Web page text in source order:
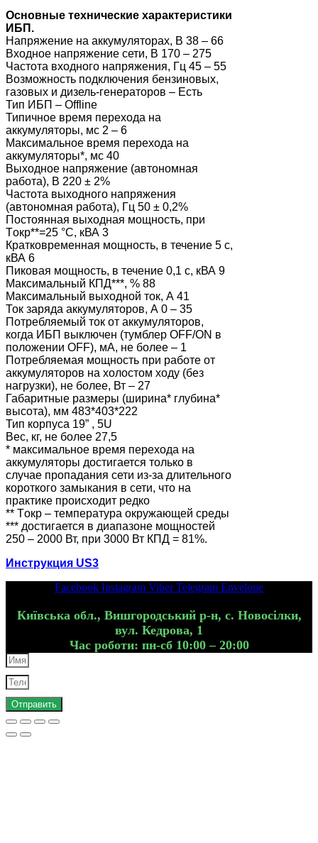
Основные технические характеристики
ИБП.
Напряжение на аккумуляторах, В 38 – 66
Входное напряжение сети, В 170 – 275
Частота входного напряжения, Гц 45 – 55
Возможность подключения бензиновых,
газовых и дизель-генераторов – Есть
Тип ИБП – Offline
Типичное время перехода на
аккумуляторы, мс 2 – 6
Максимальное время перехода на
аккумуляторы*, мс 40
Выходное напряжение (автономная
работа), В 220 ± 2%
Частота выходного напряжения
(автономная работа), Гц 50 ± 0,2%
Постоянная выходная мощность, при
Tокр**=25 °С, кВА 3
Кратковременная мощность, в течение 5 с,
кВА 6
Пиковая мощность, в течение 0,1 с, кВА 9
Максимальный КПД***, % 88
Максимальный выходной ток, А 41
Ток заряда аккумуляторов, А 0 – 35
Потребляемый ток от аккумуляторов,
когда ИБП выключен (тумблер OFF/ON в
положении OFF), мА, не более – 1
Потребляемая мощность при работе от
аккумуляторов на холостом ходу (без
нагрузки), не более, Вт – 27
Габаритные размеры (ширина* глубина*
высота), мм 483*403*222
Тип корпуса 19” , 5U
Вес, кг, не более 27,5
* максимальное время перехода на
аккумуляторы достигается только в
случае пропадания сети из-за длительного
короткого замыкания в сети, что на
практике происходит редко
** Tокр – температура окружающей среды
*** достигается в диапазоне мощностей
250 – 2000 Вт, при 3000 Вт КПД = 81%.
Инструкция US3
Facebook Instagram Viber Telegram Envelope
Київська обл., Вишгородський р-н, с. Новосілки,
вул. Кедрова, 1
Час роботи: пн-сб 10:00 – 20:00
Отправить